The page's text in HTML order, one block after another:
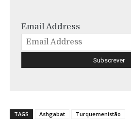
Email Address
TAGS Ashgabat Turquemenistão